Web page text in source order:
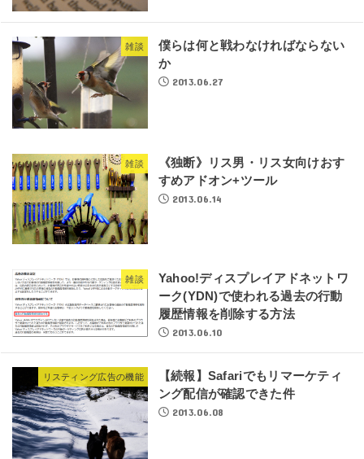
雑談
僕らは何と戦わなければならない
か
2013.06.27
雑談
《独断》リス男・リス女向けおす
すめアドオン+ツール
2013.06.14
雑談
Yahoo!ディスプレイアドネットワ
ーク(YDN)で使われる過去の行動
履歴情報を削除する方法
2013.06.10
リスティング広告の機能
【続報】Safariでもリマーケティ
ング配信が確認できた件
2013.06.08